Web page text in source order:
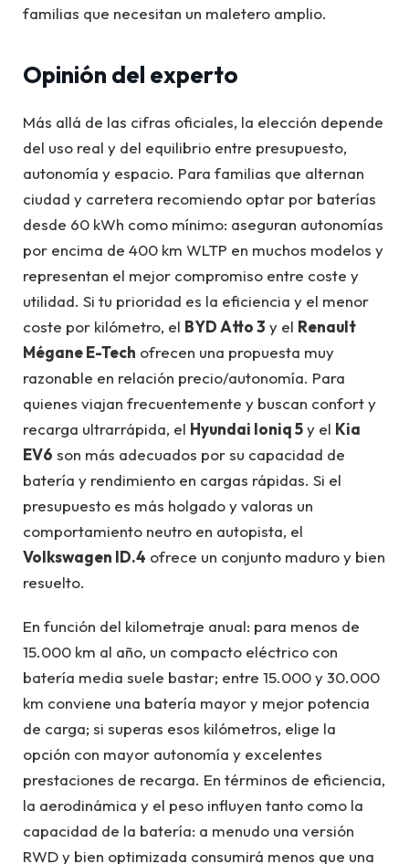
familias que necesitan un maletero amplio.
Opinión del experto
Más allá de las cifras oficiales, la elección depende
del uso real y del equilibrio entre presupuesto,
autonomía y espacio. Para familias que alternan
ciudad y carretera recomiendo optar por baterías
desde 60 kWh como mínimo: aseguran autonomías
por encima de 400 km WLTP en muchos modelos y
representan el mejor compromiso entre coste y
utilidad. Si tu prioridad es la eficiencia y el menor
coste por kilómetro, el BYD Atto 3 y el Renault
Mégane E-Tech ofrecen una propuesta muy
razonable en relación precio/autonomía. Para
quienes viajan frecuentemente y buscan confort y
recarga ultrarrápida, el Hyundai Ioniq 5y el Kia
EV6 son más adecuados por su capacidad de
batería y rendimiento en cargas rápidas. Si el
presupuesto es más holgado y valoras un
comportamiento neutro en autopista, el
Volkswagen ID.4 ofrece un conjunto maduro y bien
resuelto.
En función del kilometraje anual: para menos de
15.000 km al año, un compacto eléctrico con
batería media suele bastar; entre 15.000 y 30.000
km conviene una batería mayor y mejor potencia
de carga; si superas esos kilómetros, elige la
opción con mayor autonomía y excelentes
prestaciones de recarga. En términos de eficiencia,
la aerodinámica y el peso influyen tanto como la
capacidad de la batería: a menudo una versión
RWD y bien optimizada consumirá menos que una